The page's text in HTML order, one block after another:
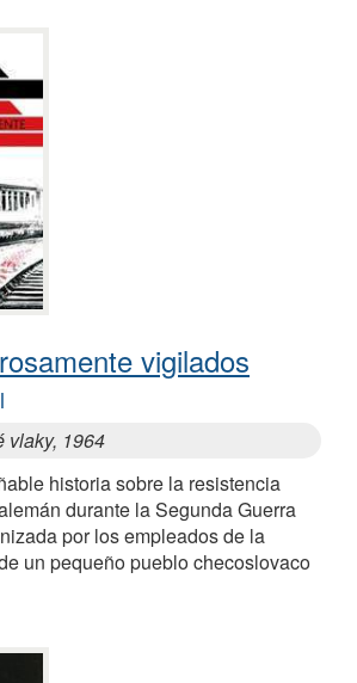
vigilados
vlaky, 1964
historia sobre la resistencia
durante la Segunda Guerra
por los empleados de la
un pequeño pueblo checoslovaco